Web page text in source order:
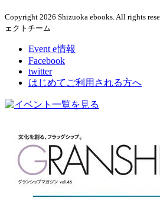
Copyright 2026 Shizuoka ebooks. All rights
ェクトチーム
Event e情報
Facebook
twitter
はじめてご利用される方へ